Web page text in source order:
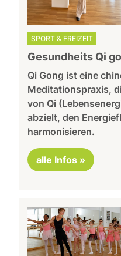
SPORT & FREIZEIT
Gesundheits Qi
Qi Gong ist eine
Meditationspraxis,
von Qi
abzielt, den
harmonisieren.
alle Infos »